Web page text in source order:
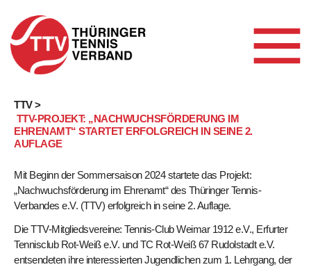
Skip
content
TTV >
TTV-PROJEKT: „NACHWUCHSFÖRDERUNG IM
EHRENAMT“ STARTET ERFOLGREICH IN SEINE 2.
AUFLAGE
Mit Beginn der Sommersaison 2024 startete das Projekt:
„Nachwuchsförderung im Ehrenamt“ des Thüringer Tennis-
Verbandes e.V. (TTV) erfolgreich in seine 2. Auflage.
Die TTV-Mitgliedsvereine: Tennis-Club Weimar 1912 e.V., Erfurter
Tennisclub Rot-Weiß e.V. und TC Rot-Weiß 67 Rudolstadt e.V.
entsendeten ihre interessierten Jugendlichen zum 1. Lehrgang, der